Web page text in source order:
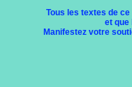
Tous les textes de
et
Manifestez votre